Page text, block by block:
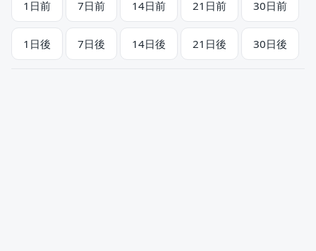
1日前 7日前 14日前 21日前 30日前
1日後 7日後 14日後 21日後 30日後